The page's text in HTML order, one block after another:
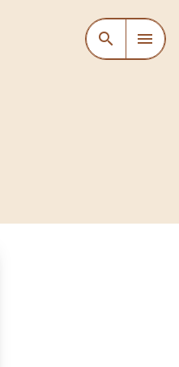
CONTENU
search menu